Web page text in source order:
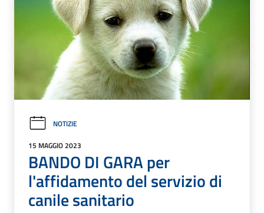
NOTIZIE
15 MAGGIO 2023
BANDO DI GARA per
l'affidamento del servizio di
canile sanitario